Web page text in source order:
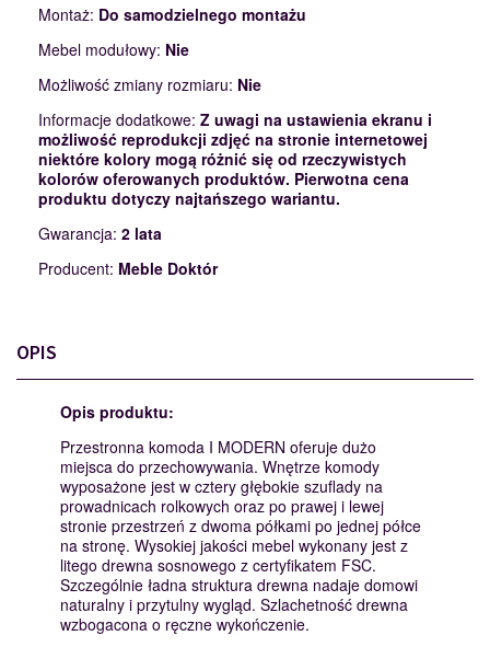
Montaż: Do samodzielnego montażu
Mebel modułowy: Nie
Możliwość zmiany rozmiaru: Nie
Informacje dodatkowe: Z uwagi na ustawienia ekranu i
możliwość reprodukcji zdjęć na stronie internetowej
niektóre kolory mogą różnić się od rzeczywistych
kolorów oferowanych produktów. Pierwotna cena
produktu dotyczy najtańszego wariantu.
Gwarancja: 2 lata
Producent: Meble Doktór
OPIS
Opis produktu:
Przestronna komoda I MODERN oferuje dużo
miejsca do przechowywania. Wnętrze komody
wyposażone jest w cztery głębokie szuflady na
prowadnicach rolkowych oraz po prawej i lewej
stronie przestrzeń z dwoma półkami po jednej półce
na stronę. Wysokiej jakości mebel wykonany jest z
litego drewna sosnowego z certyfikatem FSC.
Szczególnie ładna struktura drewna nadaje domowi
naturalny i przytulny wygląd. Szlachetność drewna
wzbogacona o ręczne wykończenie.